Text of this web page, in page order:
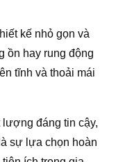
kế nhỏ gọn và
ồn hay rung động
tĩnh và thoải mái
đáng tin cậy,
sự lựa chọn hoàn